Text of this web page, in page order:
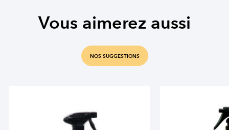
Vous aimerez aussi
NOS SUGGESTIONS